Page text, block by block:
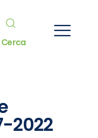
Cerca
2022